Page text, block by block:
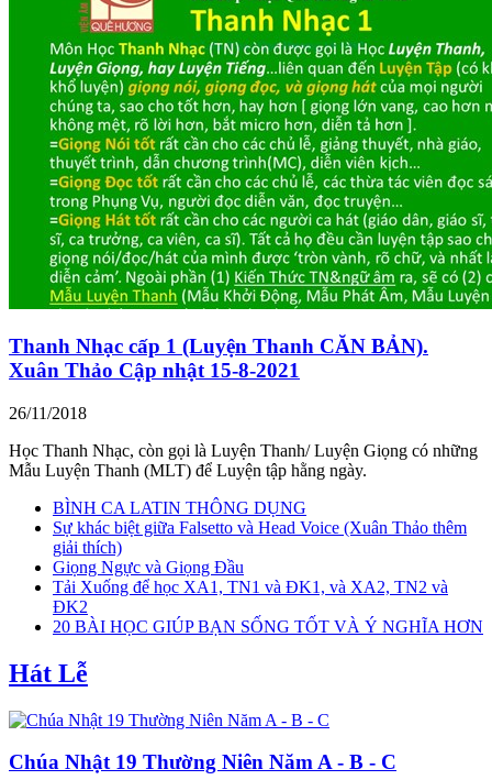
Thanh Nhạc cấp 1 (Luyện Thanh CĂN BẢN).
Xuân Thảo Cập nhật 15-8-2021
26/11/2018
Học Thanh Nhạc, còn gọi là Luyện Thanh/ Luyện Giọng có những
Mẫu Luyện Thanh (MLT) để Luyện tập hằng ngày.
BÌNH CA LATIN THÔNG DỤNG
Sự khác biệt giữa Falsetto và Head Voice (Xuân Thảo thêm
giải thích)
Giọng Ngực và Giọng Đầu
Tải Xuống để học XA1, TN1 và ĐK1, và XA2, TN2 và
ĐK2
20 BÀI HỌC GIÚP BẠN SỐNG TỐT VÀ Ý NGHĨA HƠN
Hát Lễ
Chúa Nhật 19 Thường Niên Năm A - B - C